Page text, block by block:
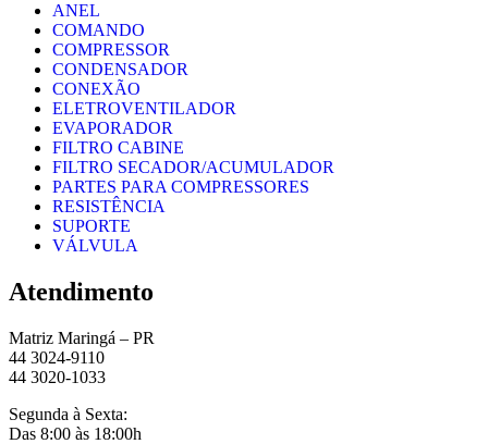
ANEL
COMANDO
COMPRESSOR
CONDENSADOR
CONEXÃO
ELETROVENTILADOR
EVAPORADOR
FILTRO CABINE
FILTRO SECADOR/ACUMULADOR
PARTES PARA COMPRESSORES
RESISTÊNCIA
SUPORTE
VÁLVULA
Atendimento
Matriz Maringá – PR
44 3024-9110
44 3020-1033
Segunda à Sexta:
Das 8:00 às 18:00h